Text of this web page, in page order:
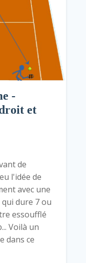
-
et
de
l'idée de
avec une
dure 7 ou
essoufflé
Voilà un
dans ce